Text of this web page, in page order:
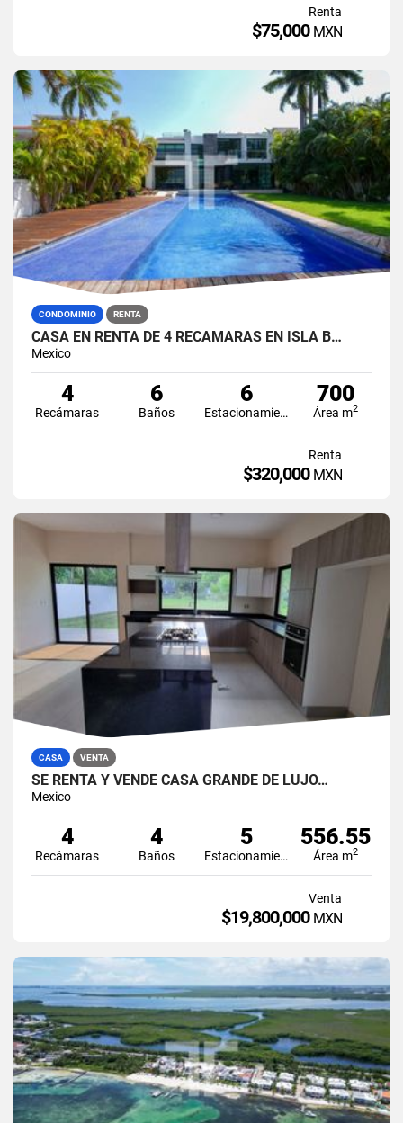
Renta
$75,000 MXN
CONDOMINIO RENTA
CASA EN RENTA DE 4 RECÁMARAS EN ISLA B…
Mexico
4
Recámaras
6
Baños
6
Estacionamiento
700
Área m2
Renta
$320,000 MXN
CASA VENTA
SE RENTA Y VENDE CASA GRANDE DE LUJO…
Mexico
4
Recámaras
4
Baños
5
Estacionamiento
556.55
Área m2
Venta
$19,800,000 MXN